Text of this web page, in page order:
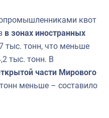
квот
в зонах иностранных
тыс. тонн, что меньше
тыс. тонн. В
части Мирового
меньше – составило